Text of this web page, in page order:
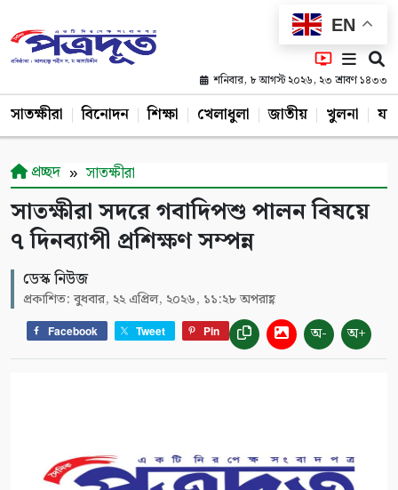
EN
শনিবার, ৮ আগস্ট ২০২৬, ২৩ শ্রাবণ ১৪৩৩
সাতক্ষীরা বিনোদন শিক্ষা খেলাধুলা জাতীয় খুলনা
প্রচ্ছদ সাতক্ষীরা
সাতক্ষীরা সদরে গবাদিপশু পালন বিষয়ে
৭ দিনব্যাপী প্রশিক্ষণ সম্পন্ন
ডেস্ক নিউজ
প্রকাশিত: বুধবার, ২২ এপ্রিল, ২০২৬, ১১:২৮ অপরাহ্ণ
Facebook Tweet Pin অ- অ+